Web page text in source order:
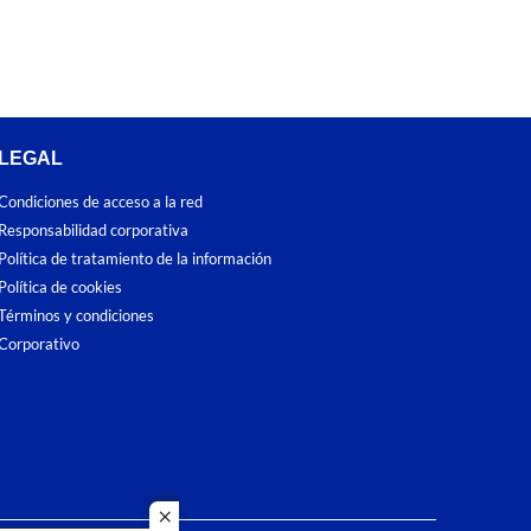
close
de acceso a la red
corporativa
de tratamiento de la información
de cookies
y condiciones